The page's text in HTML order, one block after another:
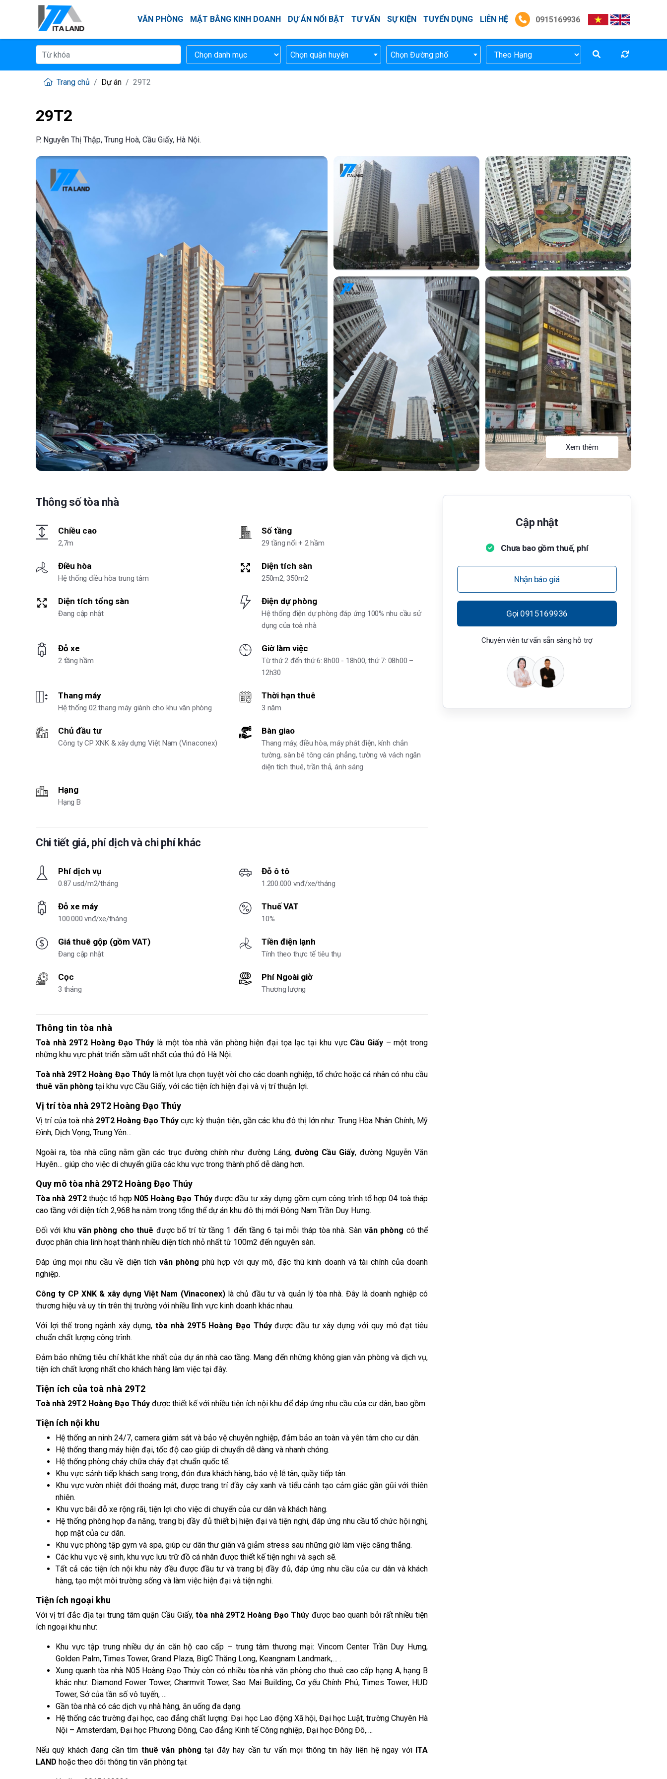
VĂN PHÒNG MẶT BẰNG KINH DOANH DỰ ÁN NỔI BẬT TƯ VẤN SỰ KIỆN TUYỂN DỤNG LIÊN HỆ 0915169936
Chọn quận huyện Chọn Đường phố
Trang chủ Dự án 29T2
29T2
P. Nguyễn Thị Thập, Trung Hoà, Cầu Giấy, Hà Nội.
Xem thêm
Thông số tòa nhà
Chiều cao
2,7m
Số tầng
29 tầng nổi + 2 hầm
Điều hòa
Hệ thống điều hòa trung tâm
Diện tích sàn
250m2, 350m2
Diện tích tổng sàn
Đang cập nhật
Điện dự phòng
Hệ thống điện dự phòng đáp ứng 100% nhu cầu sử
dụng của toà nhà
Đỗ xe
2 tầng hầm
Giờ làm việc
Từ thứ 2 đến thứ 6: 8h00 - 18h00, thứ 7: 08h00 –
12h30
Thang máy
Hệ thống 02 thang máy giành cho khu văn phòng
Thời hạn thuê
3 năm
Chủ đầu tư
Công ty CP XNK & xây dựng Việt Nam (Vinaconex)
Bàn giao
Thang máy, điều hòa, máy phát điện, kính chắn
tường, sàn bê tông cán phẳng, tường và vách ngăn
diện tích thuê, trần thả, ánh sáng
Hạng
Hạng B
Chi tiết giá, phí dịch và chi phí khác
Phí dịch vụ
0.87 usd/m2/tháng
Đỗ ô tô
1.200.000 vnđ/xe/tháng
Đỗ xe máy
100.000 vnđ/xe/tháng
Thuế VAT
10%
Giá thuê gộp (gồm VAT)
Đang cập nhật
Tiền điện lạnh
Tính theo thực tế tiêu thụ
Cọc
3 tháng
Phí Ngoài giờ
Thương lượng
Thông tin tòa nhà
Toà nhà 29T2 Hoàng Đạo Thúy là một tòa nhà văn phòng hiện đại tọa lạc tại khu vực Cầu Giấy– một trong
những khu vực phát triển sầm uất nhất của thủ đô Hà Nội.
Toà nhà 29T2 Hoàng Đạo Thúylà một lựa chọn tuyệt vời cho các doanh nghiệp, tổ chức hoặc cá nhân có nhu cầu
thuê văn phòng tại khu vực Cầu Giấy, với các tiện ích hiện đại và vị trí thuận lợi.
Vị trí tòa nhà 29T2 Hoàng Đạo Thúy
Vị trí của toà nhà 29T2 Hoàng Đạo Thúy cực kỳ thuận tiện, gần các khu đô thị lớn như: Trung Hòa Nhân Chính, Mỹ
Đình, Dịch Vọng, Trung Yên…
Ngoài ra, tòa nhà cũng nằm gần các trục đường chính như đường Láng, đường Cầu Giấy, đường Nguyễn Văn
Huyên… giúp cho việc di chuyển giữa các khu vực trong thành phố dễ dàng hơn.
Quy mô tòa nhà 29T2 Hoàng Đạo Thúy
Tòa nhà 29T2 thuộc tổ hợp N05 Hoàng Đạo Thúyđược đầu tư xây dựng gồm cụm công trình tổ hợp 04 toà tháp
cao tầng với diện tích 2,968 ha nằm trong tổng thể dự án khu đô thị mới Đông Nam Trần Duy Hưng.
Đối với khuvăn phòng cho thuê được bố trí từ tầng 1 đến tầng 6 tại mỗi tháp tòa nhà. Sàn văn phòng có thể
được phân chia linh hoạt thành nhiều diện tích nhỏ nhất từ 100m2 đến nguyên sàn.
Đáp ứng mọi nhu cầu về diện tíchvăn phòng phù hợp với quy mô, đặc thù kinh doanh và tài chính của doanh
nghiệp.
Công ty CP XNK & xây dựng Việt Nam (Vinaconex)là chủ đầu tư và quản lý tòa nhà. Đây là doanh nghiệp có
thương hiệu và uy tín trên thị trường với nhiều lĩnh vực kinh doanh khác nhau.
Với lợi thế trong ngành xây dựng,tòa nhà 29T5 Hoàng Đạo Thúyđược đầu tư xây dựng với quy mô đạt tiêu
chuẩn chất lượng công trình.
Đảm bảo những tiêu chí khắt khe nhất của dự án nhà cao tầng. Mang đến những không gian văn phòng và dịch vụ,
tiện ích chất lượng nhất cho khách hàng làm việc tại đây.
Tiện ích của toà nhà 29T2
Toà nhà 29T2 Hoàng Đạo Thúy được thiết kế với nhiều tiện ích nội khu để đáp ứng nhu cầu của cư dân, bao gồm:
Tiện ích nội khu
Hệ thống an ninh 24/7, camera giám sát và bảo vệ chuyên nghiệp, đảm bảo an toàn và yên tâm cho cư dân.
Hệ thống thang máy hiện đại, tốc độ cao giúp di chuyển dễ dàng và nhanh chóng.
Hệ thống phòng cháy chữa cháy đạt chuẩn quốc tế.
Khu vực sảnh tiếp khách sang trọng, đón đưa khách hàng, bảo vệ lễ tân, quầy tiếp tân.
Khu vực vườn nhiệt đới thoáng mát, được trang trí đầy cây xanh và tiểu cảnh tạo cảm giác gần gũi với thiên
nhiên.
Khu vực bãi đỗ xe rộng rãi, tiện lợi cho việc di chuyển của cư dân và khách hàng.
Hệ thống phòng họp đa năng, trang bị đầy đủ thiết bị hiện đại và tiện nghi, đáp ứng nhu cầu tổ chức hội nghị,
họp mặt của cư dân.
Khu vực phòng tập gym và spa, giúp cư dân thư giãn và giảm stress sau những giờ làm việc căng thẳng.
Các khu vực vệ sinh, khu vực lưu trữ đồ cá nhân được thiết kế tiện nghi và sạch sẽ.
Tất cả các tiện ích nội khu này đều được đầu tư và trang bị đầy đủ, đáp ứng nhu cầu của cư dân và khách
hàng, tạo một môi trường sống và làm việc hiện đại và tiện nghi.
Tiện ích ngoại khu
Với vị trí đắc địa tại trung tâm quận Cầu Giấy,tòa nhà 29T2 Hoàng Đạo Thúy được bao quanh bởi rất nhiều tiện
ích ngoại khu như:
Khu vực tập trung nhiều dự án căn hộ cao cấp – trung tâm thương mại: Vincom Center Trần Duy Hưng,
Golden Palm, Times Tower, Grand Plaza, BigC Thăng Long, Keangnam Landmark,… .
Xung quanh tòa nhà N05 Hoàng Đạo Thúy còn có nhiều tòa nhà văn phòng cho thuê cao cấp hạng A, hạng B
khác như: Diamond Fower Tower, Charmvit Tower, Sao Mai Building, Cơ yếu Chính Phủ, Times Tower, HUD
Tower, Sở của tần số vô tuyến, …
Gần tòa nhà có các dịch vụ nhà hàng, ăn uống đa dạng.
Hệ thống các trường đại học, cao đẳng chất lượng: Đại học Lao động Xã hội, Đại học Luật, trường Chuyên Hà
Nội – Amsterdam, Đại học Phương Đông, Cao đẳng Kinh tế Công nghiệp, Đại học Đông Đô,….
Nếu quý khách đang cần tìm thuê văn phòng tại đây hay cần tư vấn mọi thông tin hãy liên hệ ngay với ITA
LAND hoặc theo dõi thông tin văn phòng tại:
Cập nhật
Chưa bao gồm thuế, phí
Nhận báo giá
Gọi 0915169936
Chuyên viên tư vấn sẵn sàng hỗ trợ